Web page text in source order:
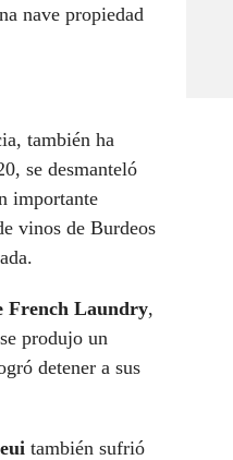
nave propiedad
también ha
se desmanteló
importante
vinos de Burdeos
French Laundry,
produjo un
detener a sus
también sufrió